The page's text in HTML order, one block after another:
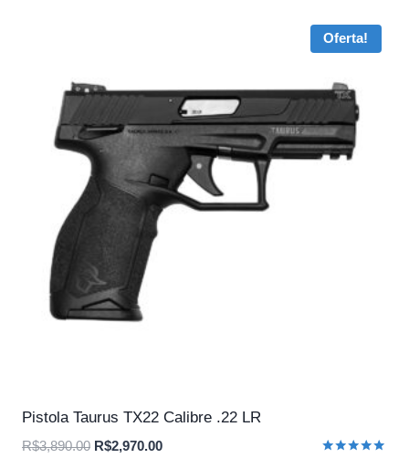
Oferta!
Pistola Taurus TX22 Calibre .22 LR
R$3,890.00 O
R$2,970.00O